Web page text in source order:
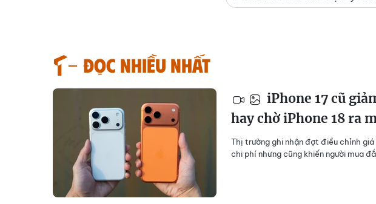
Đọc nhiều nhất
iPhone 17 cũ
hay chờ iPhone 18 ra
Thị trường ghi nhận đợt điều chỉnh
chi phí nhưng cũng khiến người mua